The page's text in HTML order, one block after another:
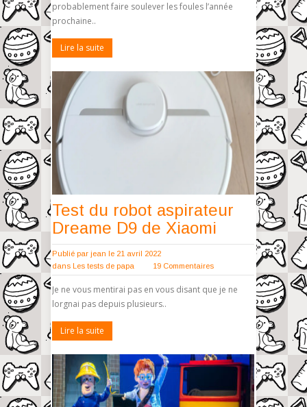
probablement faire soulever les foules l’année
prochaine..
Lire la suite
Test du robot aspirateur
Dreame D9 de Xiaomi
Publié par jean le 21 avril 2022
dans Les tests de papa 19 Commentaires
Je ne vous mentirai pas en vous disant que je ne
lorgnai pas depuis plusieurs..
Lire la suite